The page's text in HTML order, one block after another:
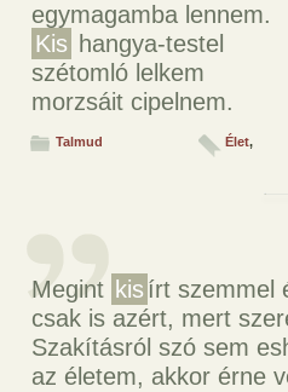
egymagamba lennem.
Kis hangya-testel
szétomló lelkem
morzsáit cipelnem.
Talmud Élet,
Megint kis írt szemmel
csak is azért, mert
Szakításról szó sem
az életem, akkor érne